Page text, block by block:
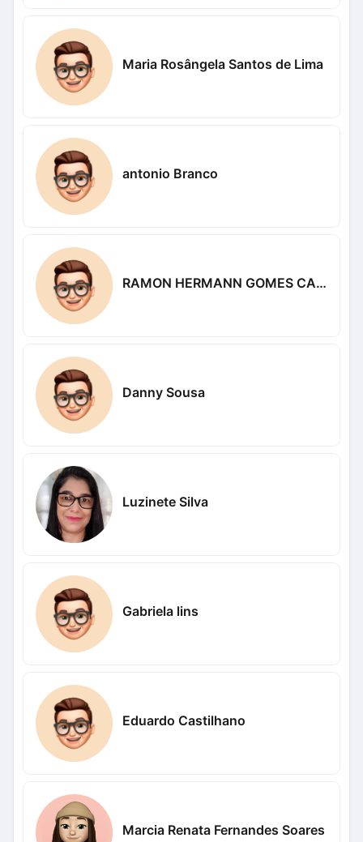
Maria Rosângela Santos de Lima
antonio Branco
RAMON HERMANN GOMES CARDOSO
Danny Sousa
Luzinete Silva
Gabriela lins
Eduardo Castilhano
Marcia Renata Fernandes Soares